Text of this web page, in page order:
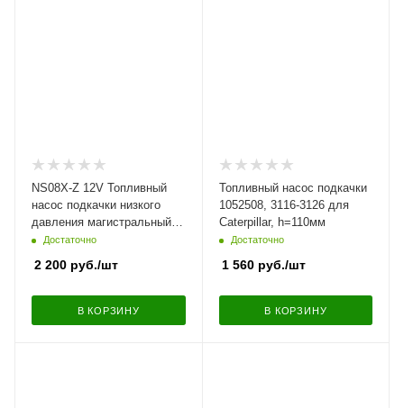
NS08X-Z 12V Топливный
насос подкачки низкого
давления магистральный
для дизельных,
YANMAR, CATERPILLAR
KUBOTA , VOLVO, JCB,
PERKINS, CATERPILLAR,
Достаточно
2 200 руб./шт
В КОРЗИНУ
Топливный насос подкачки
1052508, 3116-3126 для
Caterpillar, h=110мм
Достаточно
1 560руб./шт
В КОРЗИНУ